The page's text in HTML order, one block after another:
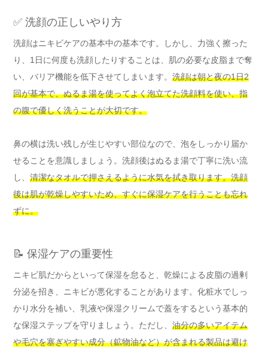
✅ 洗顔の正しいやり方
洗顔はニキビケアの基本中の基本です。しかし、力強く擦った
り、1日に何度も洗顔したりすることは、肌の必要な皮脂まで奪
い、バリア機能を低下させてしまいます。 洗顔は朝と夜の1日2
回が基本で、ぬるま湯を使ってよく泡立てた洗顔料を使い、指
の腹で優しく洗うことが大切です。
鼻の横は洗い残しが生じやすい部位なので、泡をしっかり届か
せることを意識しましょう。洗顔後はぬるま湯で丁寧に洗い流
し、 清潔なタオルで押さえるように水気を拭き取ります。洗顔
後は肌が乾燥しやすいため、すぐに保湿ケアを行うことも忘れ
ずに。
📝 保湿ケアの重要性
ニキビ肌だからといって保湿を怠ると、乾燥による皮脂の過剰
分泌を招き、ニキビが悪化することがあります。化粧水でしっ
かり水分を補い、乳液や保湿クリームで蓋をするという基本的
な保湿ステップを守りましょう。ただし、 油分の多いアイテム
や毛穴を塞ぎやすい成分（鉱物油など）が含まれる製品は避け